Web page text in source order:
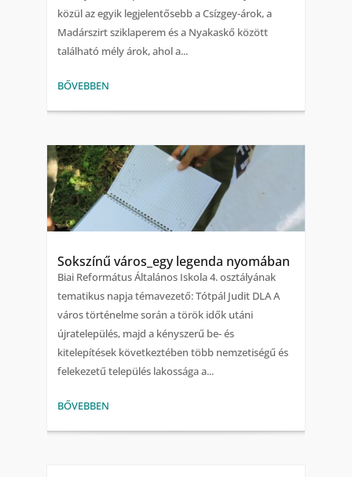
közül az egyik legjelentősebb a Csízgey-árok, a
Madárszirt sziklaperem és a Nyakaskő között
található mély árok, ahol a...
BŐVEBBEN
Sokszínű város_egy legenda nyomában
Biai Református Általános Iskola 4. osztályának
tematikus napja témavezető: Tótpál Judit DLA A
város történelme során a török idők utáni
újratelepülés, majd a kényszerű be- és
kitelepítések következtében több nemzetiségű és
felekezetű település lakossága a...
BŐVEBBEN